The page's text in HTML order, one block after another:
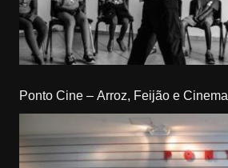
Ponto Cine – Arroz, Feijão e Cinema